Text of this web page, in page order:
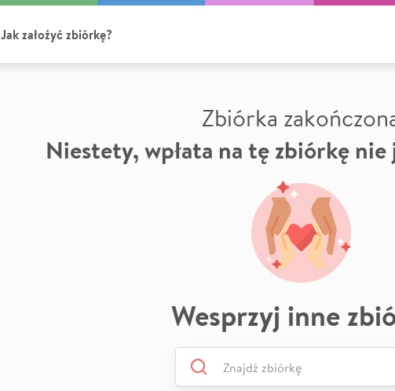
Jak założyć zbiórkę?
Zbiórka
Niestety, wpłata na tę zbiórkę
Wesprzyj inne